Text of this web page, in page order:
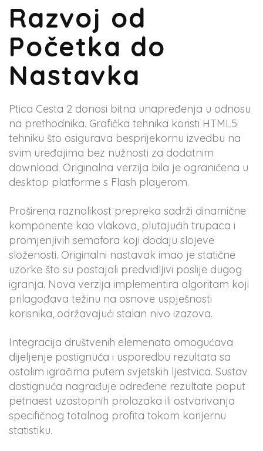
Razvoj od
Početka do
Nastavka
Ptica Cesta 2 donosi bitna unapređenja u odnosu
na prethodnika. Grafička tehnika koristi HTML5
tehniku što osigurava besprijekornu izvedbu na
svim uređajima bez nužnosti za dodatnim
download. Originalna verzija bila je ograničena u
desktop platforme s Flash playerom.
Proširena raznolikost prepreka sadrži dinamične
komponente kao vlakova, plutajućih trupaca i
promjenjivih semafora koji dodaju slojeve
složenosti. Originalni nastavak imao je statične
uzorke što su postajali predvidljivi poslije dugog
igranja. Nova verzija implementira algoritam koji
prilagođava težinu na osnove uspješnosti
korisnika, održavajući stalan nivo izazova.
Integracija društvenih elemenata omogućava
dijeljenje postignuća i usporedbu rezultata sa
ostalim igračima putem svjetskih ljestvica. Sustav
dostignuća nagrađuje određene rezultate poput
petnaest uzastopnih prolazaka ili ostvarivanja
specifičnog totalnog profita tokom karijernu
statistiku.